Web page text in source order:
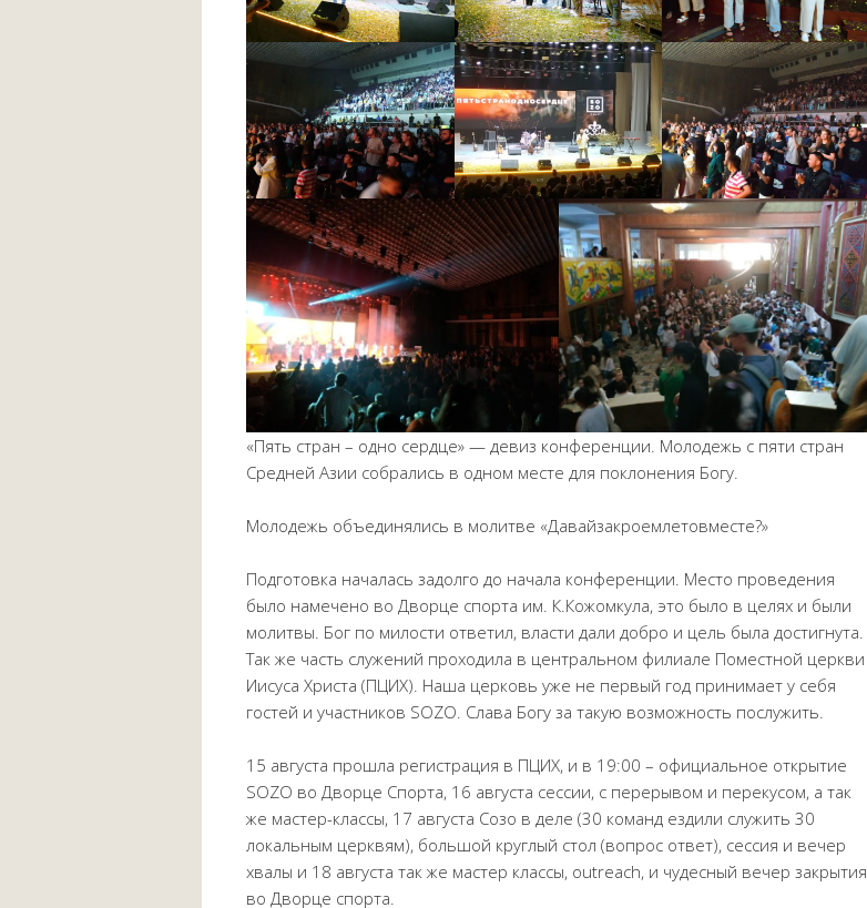
«Пять стран – одно сердце» — девиз конференции. Молодежь с пяти стран
Средней Азии собрались в одном месте для поклонения Богу.
Молодежь объединялись в молитве «Давайзакроемлетовместе?»
Подготовка началась задолго до начала конференции. Место проведения
было намечено во Дворце спорта им. К.Кожомкула, это было в целях и были
молитвы. Бог по милости ответил, власти дали добро и цель была достигнута.
Так же часть служений проходила в центральном филиале Поместной церкви
Иисуса Христа (ПЦИХ). Наша церковь уже не первый год принимает у себя
гостей и участников SOZO. Слава Богу за такую возможность послужить.
15 августа прошла регистрация в ПЦИХ, и в 19:00 – официальное открытие
SOZO во Дворце Спорта, 16 августа сессии, с перерывом и перекусом, а так
же мастер-классы, 17 августа Созо в деле (30 команд ездили служить 30
локальным церквям), большой круглый стол (вопрос ответ), сессия и вечер
хвалы и 18 августа так же мастер классы, outreach, и чудесный вечер закрытия
во Дворце спорта.